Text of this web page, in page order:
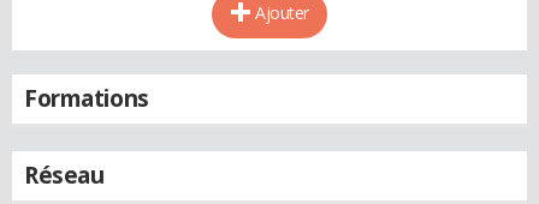
Ajouter
Formations
Réseau